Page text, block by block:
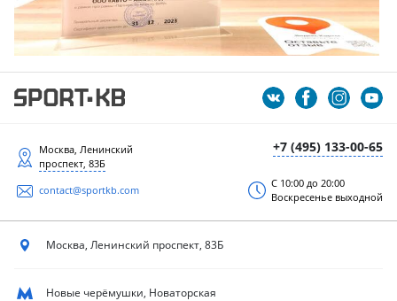
+7 (495) 133-00-65
Москва, Ленинский
проспект, 83Б
contact@sportkb.com
С 10:00 до 20:00
Воскресенье выходной
Москва, Ленинский проспект, 83Б
Новые черёмушки, Новаторская